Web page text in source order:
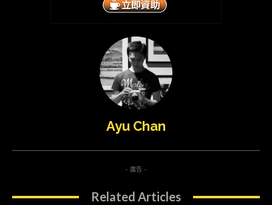
Ayu Chan
- 廣告 -
Related Articles